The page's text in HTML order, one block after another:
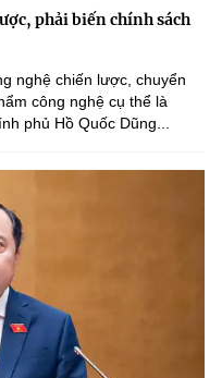
phải biến chính sách
nghệ chiến lược, chuyển
công nghệ cụ thể là
phủ Hồ Quốc Dũng...